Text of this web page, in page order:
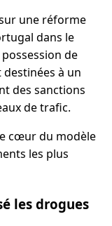
une réforme
dans le
de
à un
des sanctions
de trafic.
cœur du modèle
les plus
les drogues